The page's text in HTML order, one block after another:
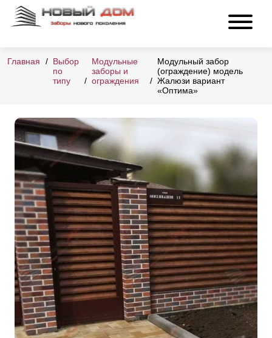
Главная
Выбор
по
типу
Модульные
заборы и
ограждения
Модульный забор
(ограждение) модель
Жалюзи вариант
«Оптима»